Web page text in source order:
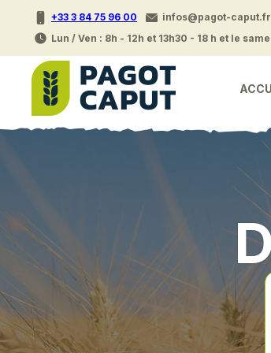
+33 3 84 75 96 00
infos@pagot-caput.fr
Lun / Ven : 8h - 12h et 13h30 - 18 h et le